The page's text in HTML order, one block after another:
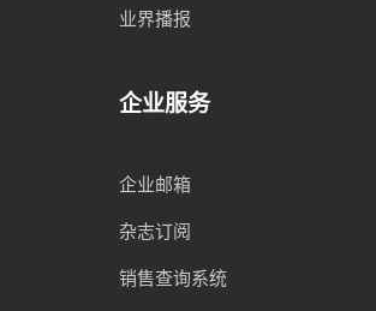
业界播报
企业服务
企业邮箱
杂志订阅
销售查询系统